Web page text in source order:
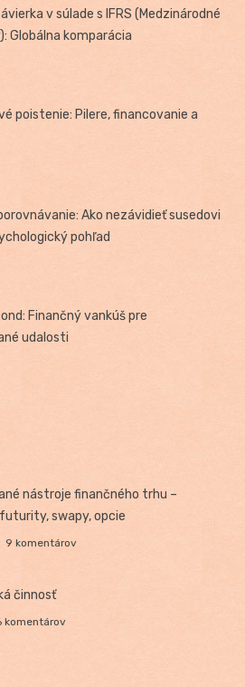
v súlade s IFRS (Medzinárodné
Globálna komparácia
poistenie: Pilere, financovanie a
Ako nezávidieť susedovi
pohľad
Finančný vankúš pre
udalosti
nástroje finančného trhu –
swapy, opcie
9 komentárov
činnosť
komentárov